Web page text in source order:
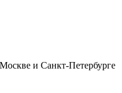
и Санкт-Петербурге